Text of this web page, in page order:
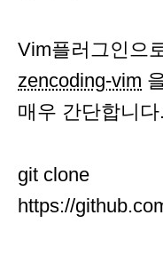
Vim플러그인으
zencoding-vim
매우 간단합니다.
git clone
https://